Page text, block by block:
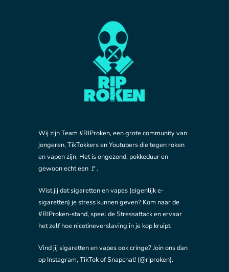
Wij zijn Team #RIProken, een grote community van
jongeren, TikTokkers en Youtubers die tegen roken
en vapen zijn. Het is ongezond, pokkeduur en
gewoon echt een 🚩.
Wist jij dat sigaretten en vapes (eigenlijk e-
sigaretten) je stress kunnen geven? Kom naar de
#RIProken-stand, speel de Stressattack en ervaar
het zelf hoe nicotineverslaving in je kop kruipt.
Vind jij sigaretten en vapes ook cringe? Join ons dan
op Instagram, TikTok of Snapchat! (@riproken).